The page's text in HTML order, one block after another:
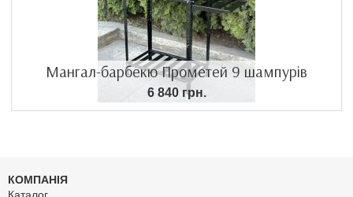
Мангал-барбекю Прометей 9 шампурів
6 840 грн.
КОМПАНІЯ